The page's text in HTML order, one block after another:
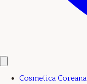
Cosmetica Coreana